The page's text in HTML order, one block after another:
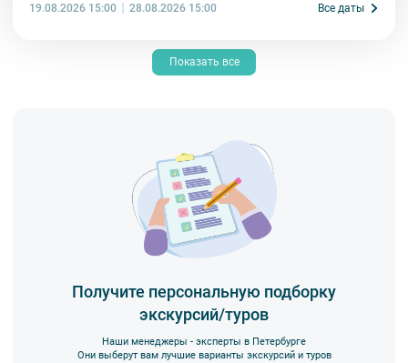
19.08.2026 15:00 28.08.2026 15:00 Все даты
Показать все
Получите персональную подборку
экскурсий/туров
Наши менеджеры - эксперты в Петербурге
Они выберут вам лучшие варианты экскурсий и туров